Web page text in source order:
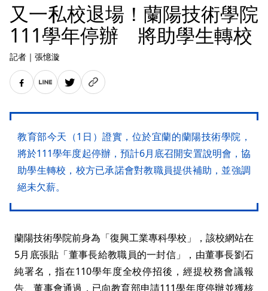
又一私校退場！蘭陽技術學院
111學年停辦 將助學生轉校
記者 ｜ 張憶漩
教育部今天（1日）證實，位於宜蘭的蘭陽技術學院，
將於111學年度起停辦，預計6月底召開安置說明會，協
助學生轉校，校方已承諾會對教職員提供補助，並強調
絕未欠薪。
蘭陽技術學院前身為「復興工業專科學校」，該校網站在
5月底張貼「董事長給教職員的一封信」，由董事長劉石
純署名，指在110學年度全校停招後，經提校務會議報
告、董事會通過，已向教育部申請111學年度停辦並獲核